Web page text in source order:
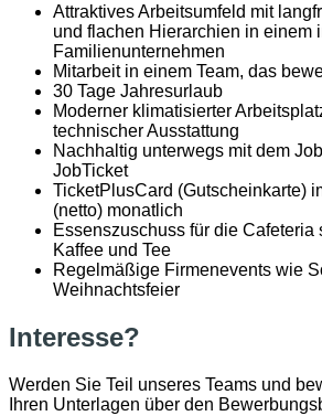
Attraktives Arbeitsumfeld mit
und flachen Hierarchien in einem
Familienunternehmen
Mitarbeit in einem Team, das
30 Tage Jahresurlaub
Moderner klimatisierter
technischer Ausstattung
Nachhaltig unterwegs mit dem
JobTicket
TicketPlusCard (Gutscheinkarte)
(netto) monatlich
Essenszuschuss für die Cafeteria
Kaffee und Tee
Regelmäßige Firmenevents wie
Weihnachtsfeier
Interesse?
Werden Sie Teil unseres Teams und
Ihren Unterlagen über den